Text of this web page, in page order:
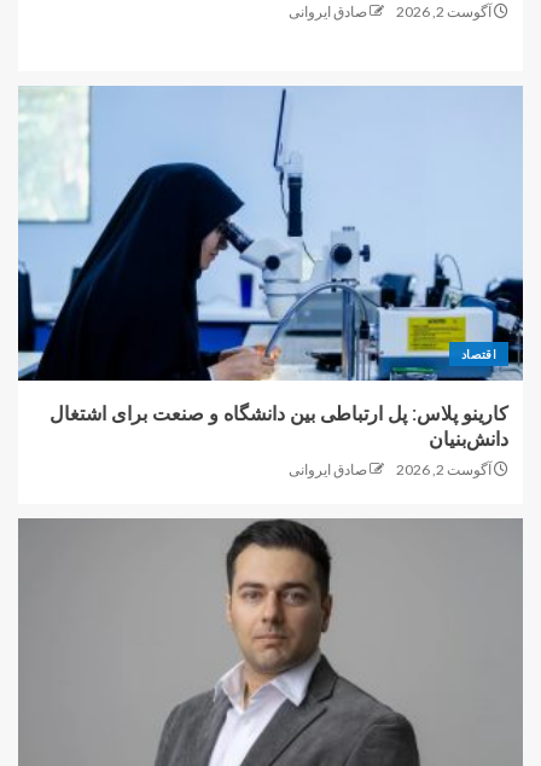
آگوست 2, 2026 صادق ایروانی
اقتصاد
کارینو پلاس: پل ارتباطی بین دانشگاه و صنعت برای اشتغال
دانش‌بنیان
آگوست 2, 2026 صادق ایروانی